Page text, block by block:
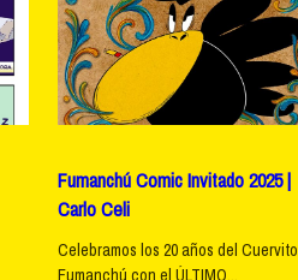
Fumanchú Comic Invitado 2025 |
Carlo Celi
Celebramos los 20 años del Cuervito
Fumanchú con el ÚLTIMO...